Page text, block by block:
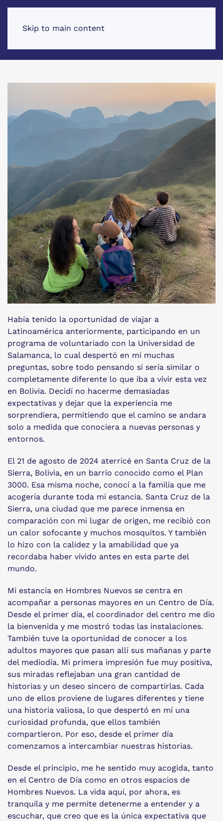
Skip to main content
Había tenido la oportunidad de viajar a
Latinoamérica anteriormente, participando en un
programa de voluntariado con la Universidad de
Salamanca, lo cual despertó en mí muchas
preguntas, sobre todo pensando si sería similar o
completamente diferente lo que iba a vivir esta vez
en Bolivia. Decidí no hacerme demasiadas
expectativas y dejar que la experiencia me
sorprendiera, permitiendo que el camino se andara
solo a medida que conociera a nuevas personas y
entornos.
El 21 de agosto de 2024 aterricé en Santa Cruz de la
Sierra, Bolivia, en un barrio conocido como el Plan
3000. Esa misma noche, conocí a la familia que me
acogería durante toda mi estancia. Santa Cruz de la
Sierra, una ciudad que me parece inmensa en
comparación con mi lugar de origen, me recibió con
un calor sofocante y muchos mosquitos. Y también
lo hizo con la calidez y la amabilidad que ya
recordaba haber vivido antes en esta parte del
mundo.
Mi estancia en Hombres Nuevos se centra en
acompañar a personas mayores en un Centro de Día.
Desde el primer día, el coordinador del centro me dio
la bienvenida y me mostró todas las instalaciones.
También tuve la oportunidad de conocer a los
adultos mayores que pasan allí sus mañanas y parte
del mediodía. Mi primera impresión fue muy positiva,
sus miradas reflejaban una gran cantidad de
historias y un deseo sincero de compartirlas. Cada
uno de ellos proviene de lugares diferentes y tiene
una historia valiosa, lo que despertó en mí una
curiosidad profunda, que ellos también
compartieron. Por eso, desde el primer día
comenzamos a intercambiar nuestras historias.
Desde el principio, me he sentido muy acogida, tanto
en el Centro de Día como en otros espacios de
Hombres Nuevos. La vida aquí, por ahora, es
tranquila y me permite detenerme a entender y a
escuchar, que creo que es la única expectativa que